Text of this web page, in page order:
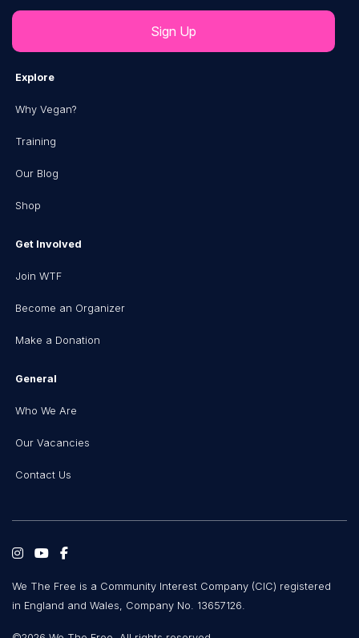
Explore
Why Vegan?
Training
Our Blog
Shop
Get Involved
Join WTF
Become an Organizer
Make a Donation
General
Who We Are
Our Vacancies
Contact Us
We The Free is a Community Interest Company (CIC) registered
in England and Wales, Company No. 13657126.